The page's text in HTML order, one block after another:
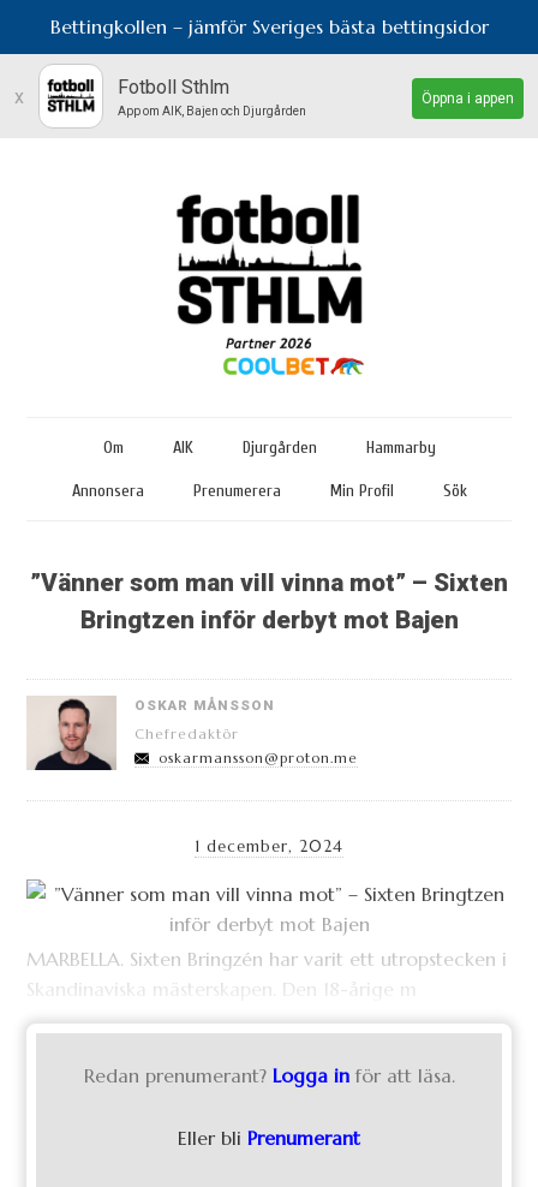
Bettingkollen – jämför Sveriges bästa bettingsidor
x Fotboll Sthlm
App om AIK, Bajen och Djurgården
Öppna i appen
Om AIK Djurgården Hammarby
Annonsera Prenumerera Min Profil Sök
”Vänner som man vill vinna mot” – Sixten
Bringtzen inför derbyt mot Bajen
OSKAR MÅNSSON
Chefredaktör
oskarmansson@proton.me
1 december, 2024
MARBELLA. Sixten Bringzén har varit ett utropstecken i
Skandinaviska mästerskapen. Den 18-årige m
Redan prenumerant? Logga in för att läsa.
Eller bli Prenumerant